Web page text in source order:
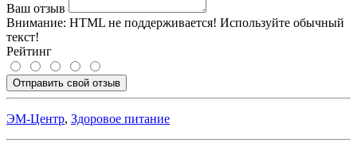
Ваш отзыв
Внимание: HTML не поддерживается! Используйте обычный
текст!
Рейтинг
Отправить свой отзыв
ЭМ-Центр, Здоровое питание